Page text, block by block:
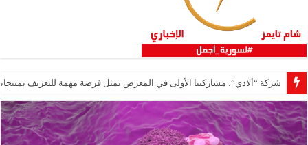
شركة “ألادي”: مشاركتنا الأولى في المعرض تمثل فرصة مهمة للتعريف